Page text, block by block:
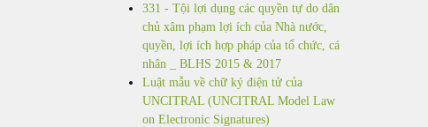
331 - Tội lợi dụng các quyền tự do dân
chủ xâm phạm lợi ích của Nhà nước,
quyền, lợi ích hợp pháp của tổ chức, cá
nhân _ BLHS 2015 & 2017
Luật mẫu về chữ ký điện tử của
UNCITRAL (UNCITRAL Model Law
on Electronic Signatures)